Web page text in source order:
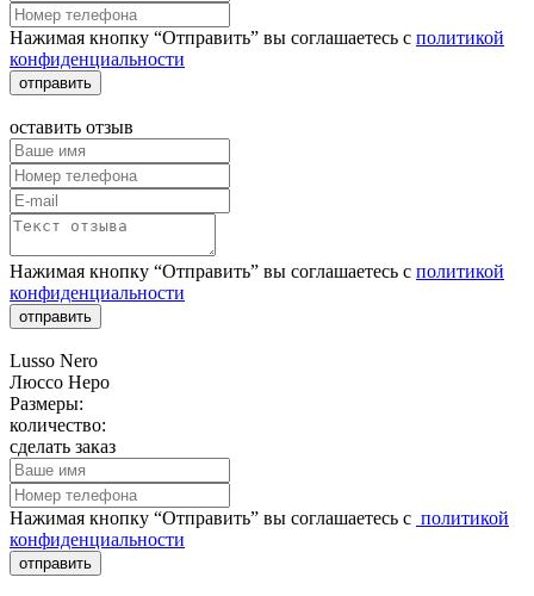
Нажимая кнопку “Отправить” вы соглашаетесь с политикой
конфиденциальности
отправить
оставить отзыв
Нажимая кнопку “Отправить” вы соглашаетесь с политикой
конфиденциальности
отправить
Lusso Nero
Люссо Неро
Размеры:
количество:
сделать заказ
Нажимая кнопку “Отправить” вы соглашаетесь с политикой
конфиденциальности
отправить